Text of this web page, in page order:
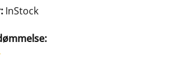
InStock